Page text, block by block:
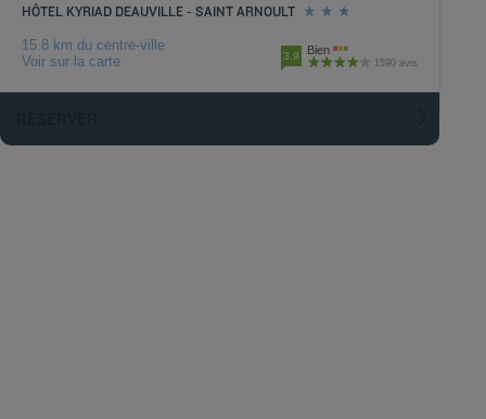
HÔTEL KYRIAD DEAUVILLE - SAINT ARNOULT
15.8 km du centre-ville
Voir sur la carte
3.9 Bien
1590 avis